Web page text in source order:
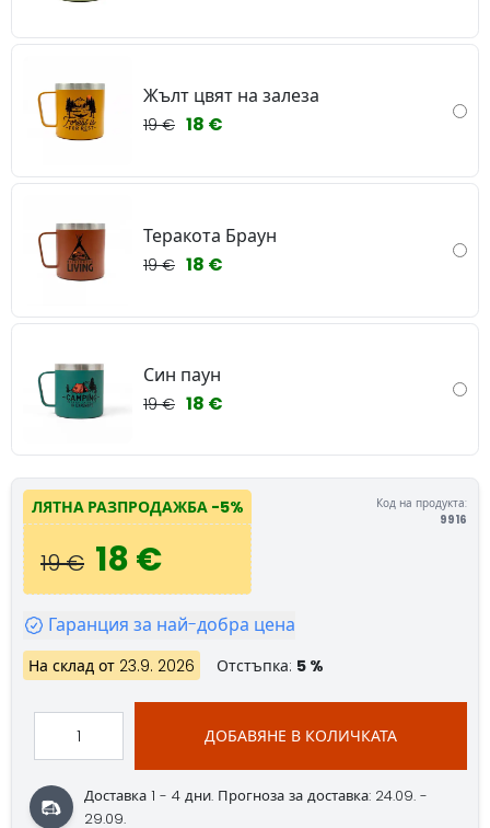
Жълт цвят на залеза
19 € 18 €
Теракота Браун
19 € 18 €
Син паун
19 € 18 €
ЛЯТНА РАЗПРОДАЖБА -5%
19 € 18 €
Код на продукта:
9916
Гаранция за най-добра цена
На склад от 23.9. 2026 Отстъпка: 5 %
ДОБАВЯНЕ В КОЛИЧКАТА
Доставка 1 - 4 дни. Прогноза за доставка: 24.09. -
29.09.